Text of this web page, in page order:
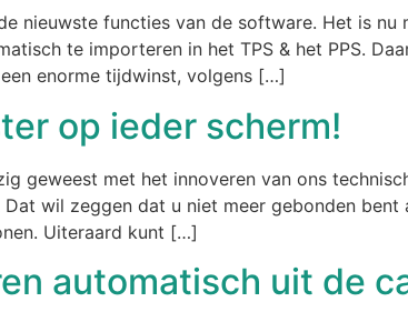
nieuwste functies van de software. Het is
te importeren in het TPS & het PPS.
enorme tijdwinst, volgens […]
op ieder scherm!
geweest met het innoveren van ons
wil zeggen dat u niet meer gebonden
Uiteraard kunt […]
automatisch uit de